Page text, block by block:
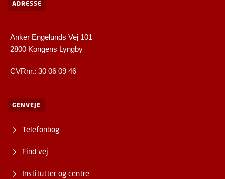
ADRESSE
Anker Engelunds Vej 101
2800 Kongens Lyngby
CVRnr.: 30 06 09 46
GENVEJE
Telefonbog
Find vej
Institutter og centre